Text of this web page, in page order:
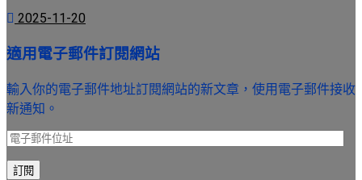
2025-11-20
適用電子郵件訂閱網站
輸入你的電子郵件地址訂閱網站的新文章，使用電子郵件接收
新通知。
電
子
訂閱